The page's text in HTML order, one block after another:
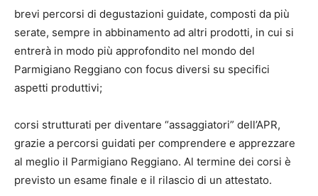
brevi percorsi di degustazioni guidate, composti da più
serate, sempre in abbinamento ad altri prodotti, in cui si
entrerà in modo più approfondito nel mondo del
Parmigiano Reggiano con focus diversi su specifici
aspetti produttivi;
corsi strutturati per diventare “assaggiatori” dell’APR,
grazie a percorsi guidati per comprendere e apprezzare
al meglio il Parmigiano Reggiano. Al termine dei corsi è
previsto un esame finale e il rilascio di un attestato.